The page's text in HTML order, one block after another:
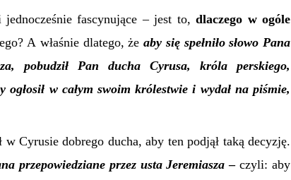
fascynujące – jest to,dlaczego w ogóle
A właśnie dlatego, żeaby się spełniło słowo Pana
pobudził Pan ducha Cyrusa, króla perskiego,
w całym swoim królestwie i wydał na piśmie,
w Cyrusie dobrego ducha, aby ten podjął taką decyzję.
przepowiedziane przez usta Jeremiasza–czyli: aby